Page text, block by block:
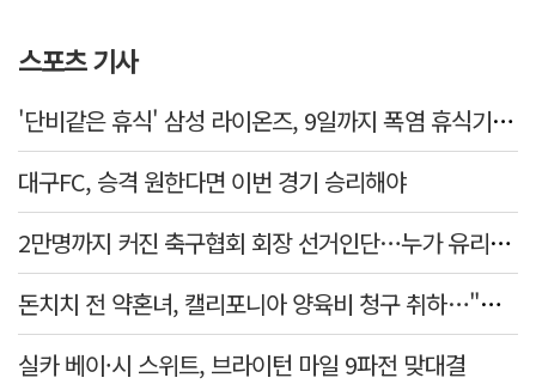
스포츠 기사
'단비같은 휴식' 삼성 라이온즈, 9일까지 폭염 휴식기에 재정비
대구FC, 승격 원한다면 이번 경기 승리해야
2만명까지 커진 축구협회 회장 선거인단…누가 유리할까
돈치치 전 약혼녀, 캘리포니아 양육비 청구 취하…"합의로 해결"
실카 베이·시 스위트, 브라이턴 마일 9파전 맞대결